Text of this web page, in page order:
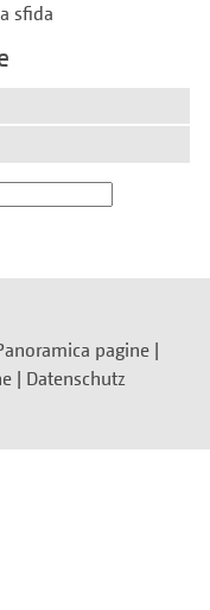
sfida
pagine |
| Datenschutz